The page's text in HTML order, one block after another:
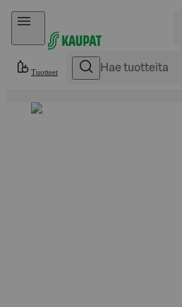
Hyppää sisältöön
Tuotteet